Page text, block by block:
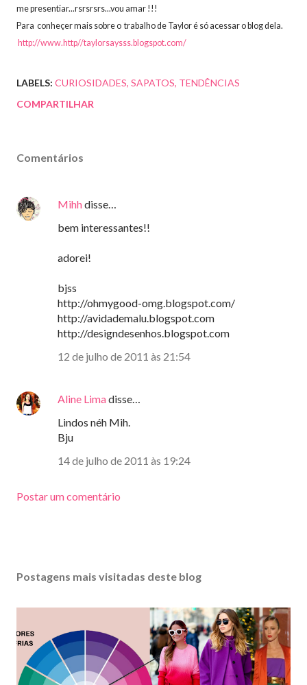
me presentiar...rsrsrsrs...vou amar !!!
Para conheçer mais sobre o trabalho de Taylor é só acessar o blog dela.
http://www.http//taylorsaysss.blogspot.com/
LABELS: CURIOSIDADES SAPATOS TENDÊNCIAS
COMPARTILHAR
Comentários
Mihhdisse…
bem interessantes!!
adorei!
bjss
http://ohmygood-omg.blogspot.com/
http://avidademalu.blogspot.com
http://designdesenhos.blogspot.com
12 de julho de 2011 às 21:54
Aline Limadisse…
Lindos néh Mih.
Bju
14 de julho de 2011 às 19:24
Postar um comentário
Postagens mais visitadas deste blog